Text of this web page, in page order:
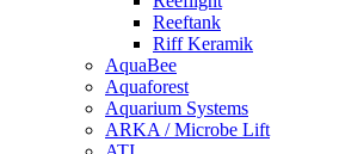
Reeftank
Riff Keramik
AquaBee
Aquaforest
Aquarium Systems
ARKA / Microbe Lift